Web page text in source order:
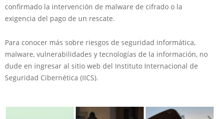
confirmado la intervención de malware de cifrado o la
exigencia del pago de un rescate.
Para conocer más sobre riesgos de seguridad informática,
malware, vulnerabilidades y tecnologías de la información, no
dude en ingresar al sitio web del Instituto Internacional de
Seguridad Cibernética (IICS).